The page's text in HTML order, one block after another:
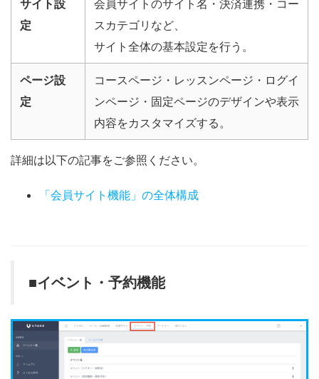
サイト設
定
会員サイトのサイト名・決済連携・コー
スカテゴリなど、
サイト全体の基本設定を行う。
ページ設
定
コースページ・レッスンページ・ログイ
ンページ・固定ページのデザインや表示
内容をカスタマイズする。
詳細は以下の記事をご参照ください。
「会員サイト機能」の全体構成
■イベント・予約機能